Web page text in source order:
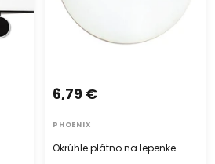
Okrúhle plátno na lepenke
6,79 €
PHOENIX